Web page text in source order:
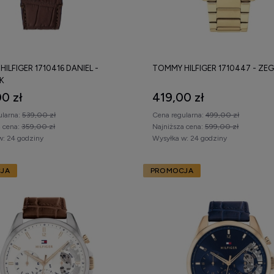
1710416 DANIEL -
zł
539,00 zł
cena: 359,00 zł
24 godziny
TOMMY HILFIGER 1710447 -
419,00 zł
Cena regularna: 499,00 zł
Najniższa cena: 599,00 zł
Wysyłka w: 24 godziny
PROMOCJA